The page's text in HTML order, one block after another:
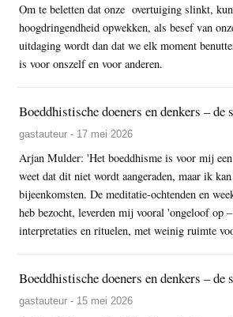
Om te beletten dat onze overtuiging slinkt,
hoogdringendheid opwekken, als besef van
uitdaging wordt dan dat we elk moment
is voor onszelf en voor anderen.
Boeddhistische doeners en denkers – de
gastauteur - 17 mei 2026
Arjan Mulder: 'Het boeddhisme is voor mij
weet dat dit niet wordt aangeraden, maar ik
bijeenkomsten. De meditatie-ochtenden en
heb bezocht, leverden mij vooral 'ongeloof op
interpretaties en rituelen, met weinig ruimte
Boeddhistische doeners en denkers – de
gastauteur - 15 mei 2026